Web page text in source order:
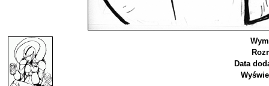
Data